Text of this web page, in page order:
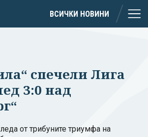
ВСИЧКИ НОВИНИ
спечели Лига
3:0 над
от трибуните триумфа на